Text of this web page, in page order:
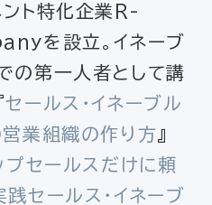
ント特化企業R-
を設立。イネーブ
の第一人者として講
セールス・イネーブル
業組織の作り方 』
プセールスだけに頼
セールス・イネーブ